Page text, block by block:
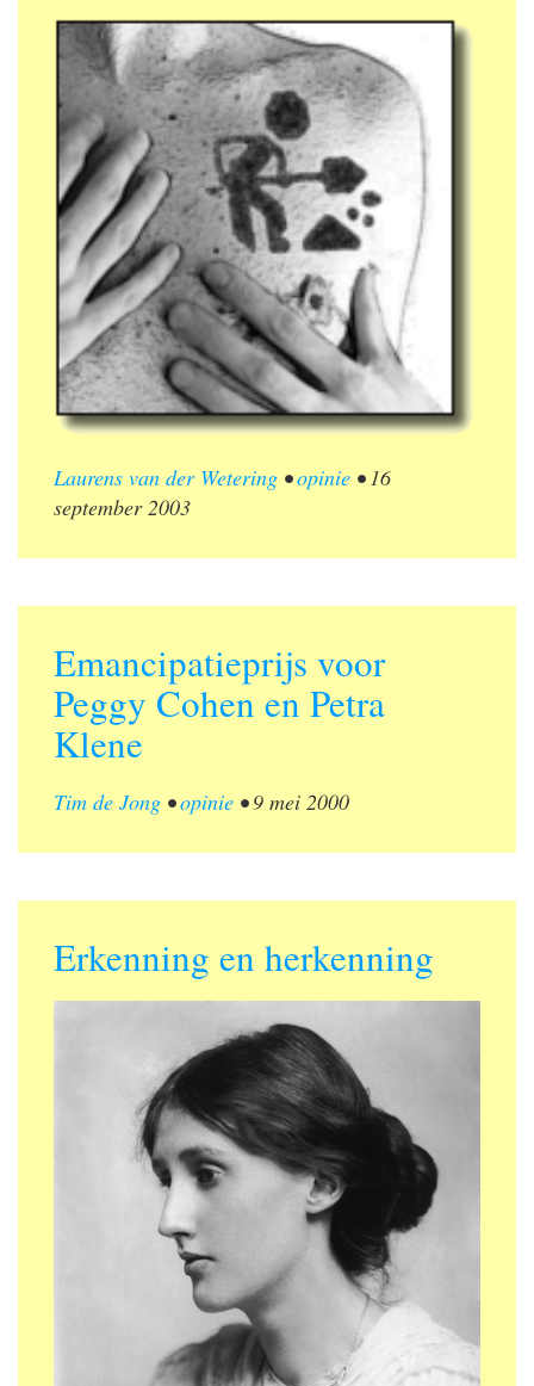
Laurens van der Wetering •opinie •16
september 2003
Emancipatieprijs voor
Peggy Cohen en Petra
Klene
Tim de Jong •opinie •9 mei 2000
Erkenning en herkenning